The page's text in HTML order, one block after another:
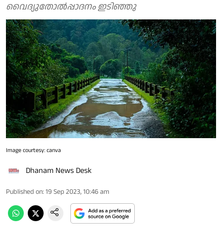
വൈദ്യുതോല്‍പ്പാദനം ഇടിഞ്ഞു
Image courtesy: canva
Dhanam News Desk
Published on: 19 Sep 2023, 10:46 am